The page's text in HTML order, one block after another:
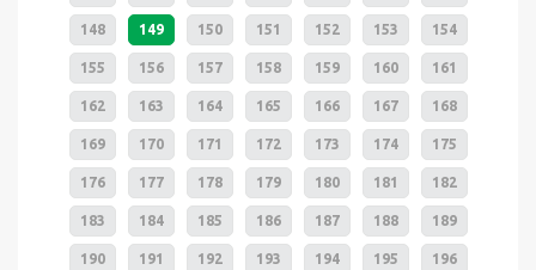
148 149 150 151 152 153 154
155 156 157 158 159 160 161
162 163 164 165 166 167 168
169 170 171 172 173 174 175
176 177 178 179 180 181 182
183 184 185 186 187 188 189
190 191 192 193 194 195 196